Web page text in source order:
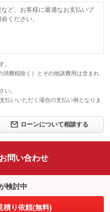
ど、お客様に最適なお支払いプ
ください。
。
費税除く）とその他諸費用は含まれ
い。
払いいただく場合の支払い例となりま
ローンについて相談する
問い合わせ
検討中
積り依頼(無料)